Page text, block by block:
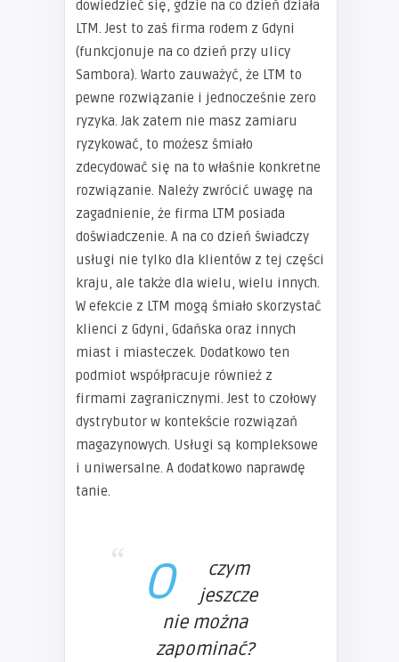
dowiedzieć się, gdzie na co dzień działa
LTM. Jest to zaś firma rodem z Gdyni
(funkcjonuje na co dzień przy ulicy
Sambora). Warto zauważyć, że LTM to
pewne rozwiązanie i jednocześnie zero
ryzyka. Jak zatem nie masz zamiaru
ryzykować, to możesz śmiało
zdecydować się na to właśnie konkretne
rozwiązanie. Należy zwrócić uwagę na
zagadnienie, że firma LTM posiada
doświadczenie. A na co dzień świadczy
usługi nie tylko dla klientów z tej części
kraju, ale także dla wielu, wielu innych.
W efekcie z LTM mogą śmiało skorzystać
klienci z Gdyni, Gdańska oraz innych
miast i miasteczek. Dodatkowo ten
podmiot współpracuje również z
firmami zagranicznymi. Jest to czołowy
dystrybutor w kontekście rozwiązań
magazynowych. Usługi są kompleksowe
i uniwersalne. A dodatkowo naprawdę
tanie.
O
czym
jeszcze
nie można
zapominać?